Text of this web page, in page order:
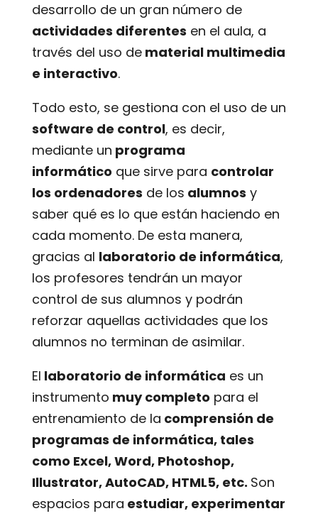
desarrollo de un gran número de
actividades diferentes en el aula, a
través del uso dematerial multimedia
e interactivo.
Todo esto, se gestiona con el uso de un
software de control, es decir,
mediante un programa
informático que sirve para controlar
los ordenadores de los alumnos y
saber qué es lo que están haciendo en
cada momento. De esta manera,
gracias al laboratorio de informática,
los profesores tendrán un mayor
control de sus alumnos y podrán
reforzar aquellas actividades que los
alumnos no terminan de asimilar.
El laboratorio de informática es un
instrumento muy completo para el
entrenamiento de la comprensión de
programas de informática, tales
como Excel, Word, Photoshop,
Illustrator, AutoCAD, HTML5, etc. Son
espacios para estudiar, experimentar